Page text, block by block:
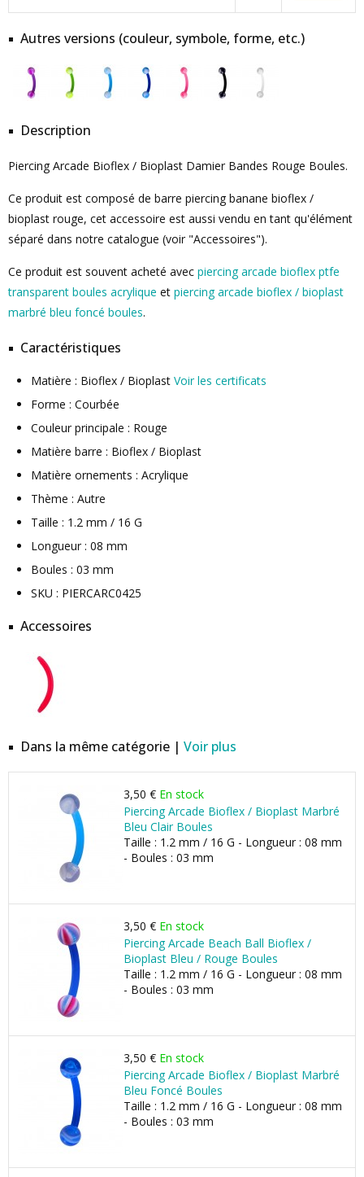
Autres versions (couleur, symbole, forme, etc.)
Description
Piercing Arcade Bioflex / Bioplast Damier Bandes Rouge Boules.
Ce produit est composé de barre piercing banane bioflex /
bioplast rouge, cet accessoire est aussi vendu en tant qu'élément
séparé dans notre catalogue (voir "Accessoires").
Ce produit est souvent acheté avec piercing arcade bioflex ptfe
transparent boules acrylique et piercing arcade bioflex / bioplast
marbré bleu foncé boules.
Caractéristiques
Matière : Bioflex / Bioplast Voir les certificats
Forme : Courbée
Couleur principale : Rouge
Matière barre : Bioflex / Bioplast
Matière ornements : Acrylique
Thème : Autre
Taille : 1.2 mm / 16 G
Longueur : 08 mm
Boules : 03 mm
SKU : PIERCARC0425
Accessoires
Dans la même catégorie | Voir plus
3,50 € En stock
Piercing Arcade Bioflex / Bioplast Marbré
Bleu Clair Boules
Taille : 1.2 mm / 16 G - Longueur : 08 mm
- Boules : 03 mm
3,50 € En stock
Piercing Arcade Beach Ball Bioflex /
Bioplast Bleu / Rouge Boules
Taille : 1.2 mm / 16 G - Longueur : 08 mm
- Boules : 03 mm
3,50 € En stock
Piercing Arcade Bioflex / Bioplast Marbré
Bleu Foncé Boules
Taille : 1.2 mm / 16 G - Longueur : 08 mm
- Boules : 03 mm